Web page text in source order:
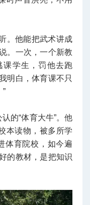
。他能把武术讲成
。一次，一个新教
课学生，罚他去跑
明白，体育课不只
的“体育大牛”。他
本读物，被多所学
体育院校，如今遍
的教材，是把知识